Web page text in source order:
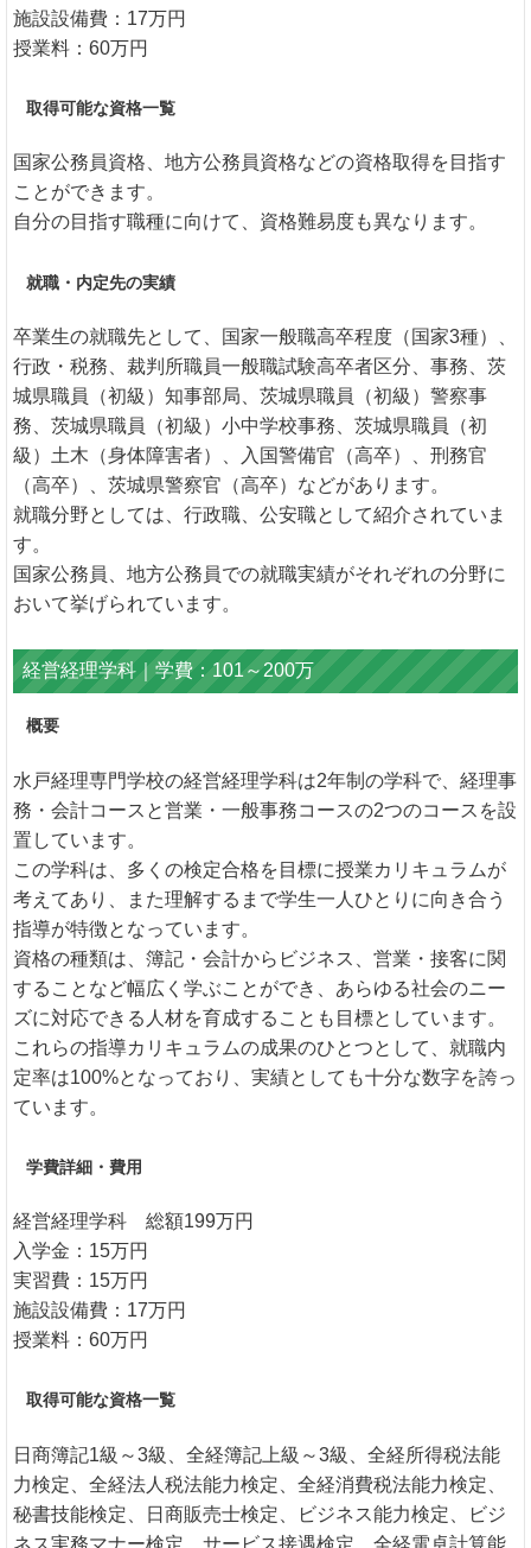
施設設備費：17万円
授業料：60万円
取得可能な資格一覧
国家公務員資格、地方公務員資格などの資格取得を目指す
ことができます。
自分の目指す職種に向けて、資格難易度も異なります。
就職・内定先の実績
卒業生の就職先として、国家一般職高卒程度（国家3種）、
行政・税務、裁判所職員一般職試験高卒者区分、事務、茨
城県職員（初級）知事部局、茨城県職員（初級）警察事
務、茨城県職員（初級）小中学校事務、茨城県職員（初
級）土木（身体障害者）、入国警備官（高卒）、刑務官
（高卒）、茨城県警察官（高卒）などがあります。
就職分野としては、行政職、公安職として紹介されていま
す。
国家公務員、地方公務員での就職実績がそれぞれの分野に
おいて挙げられています。
経営経理学科｜学費：101～200万
概要
水戸経理専門学校の経営経理学科は2年制の学科で、経理事
務・会計コースと営業・一般事務コースの2つのコースを設
置しています。
この学科は、多くの検定合格を目標に授業カリキュラムが
考えてあり、また理解するまで学生一人ひとりに向き合う
指導が特徴となっています。
資格の種類は、簿記・会計からビジネス、営業・接客に関
することなど幅広く学ぶことができ、あらゆる社会のニー
ズに対応できる人材を育成することも目標としています。
これらの指導カリキュラムの成果のひとつとして、就職内
定率は100%となっており、実績としても十分な数字を誇っ
ています。
学費詳細・費用
経営経理学科 総額199万円
入学金：15万円
実習費：15万円
施設設備費：17万円
授業料：60万円
取得可能な資格一覧
日商簿記1級～3級、全経簿記上級～3級、全経所得税法能
力検定、全経法人税法能力検定、全経消費税法能力検定、
秘書技能検定、日商販売士検定、ビジネス能力検定、ビジ
ネス実務マナー検定、サービス接遇検定、全経電卓計算能